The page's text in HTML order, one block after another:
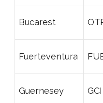
Bucarest
Fuerteventura
Guernesey GCI